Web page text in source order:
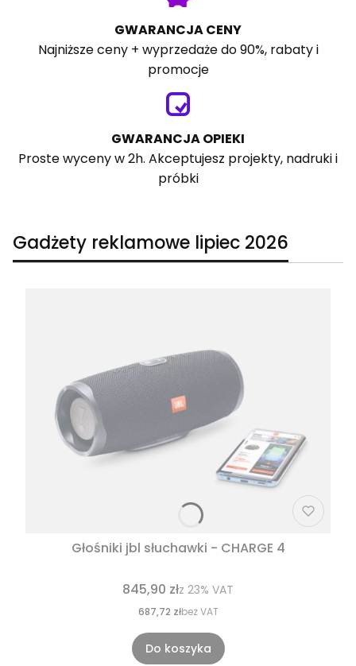
GWARANCJA CENY
Najniższe ceny + wyprzedaże do 90%, rabaty i
promocje
GWARANCJA OPIEKI
Proste wyceny w 2h. Akceptujesz projekty, nadruki i
próbki
Gadżety reklamowe lipiec 2026
Głośniki jbl słuchawki - CHARGE 4
845,90 złz 23% VAT
687,72 złbez VAT
Do koszyka